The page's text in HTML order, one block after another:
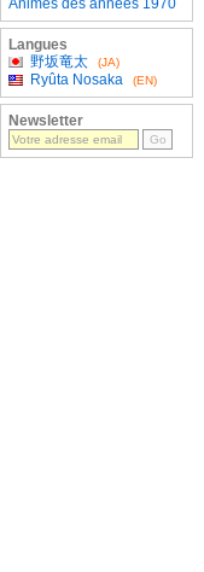
Animés des années 1970
Langues
野坂竜太
(JA)
Ryûta Nosaka (EN)
Newsletter